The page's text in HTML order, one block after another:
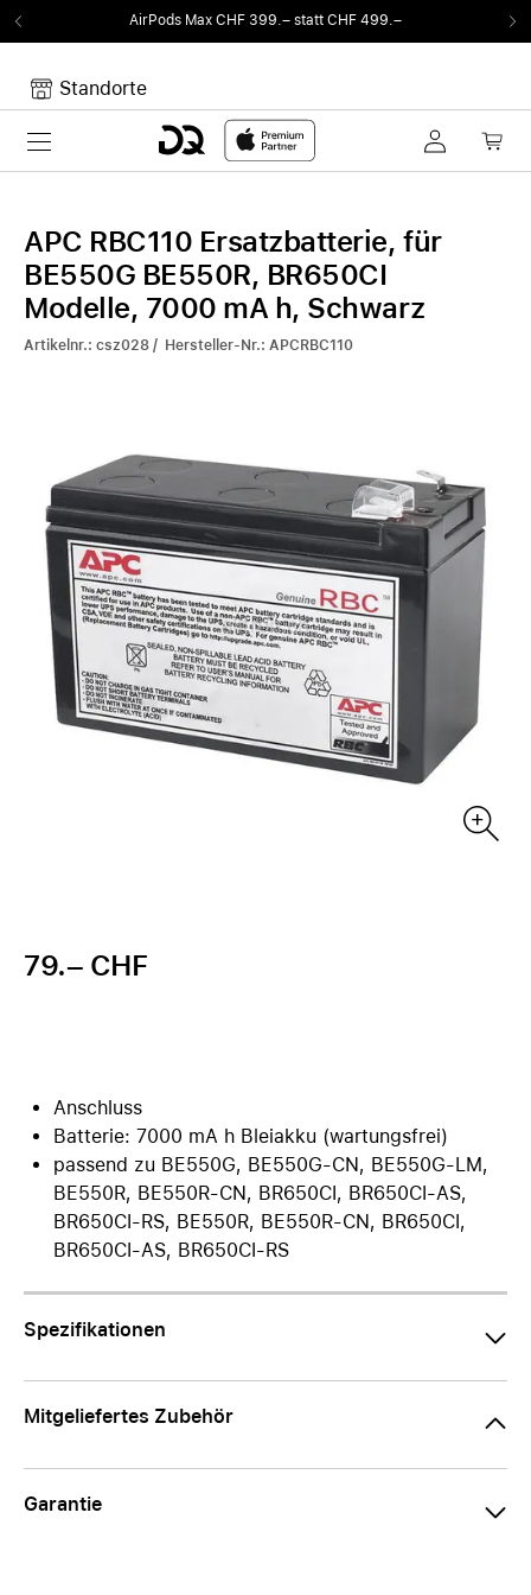
AirPods Max CHF 399.– statt CHF 499.–
Standorte
Toggle navigation
APC RBC110 Ersatzbatterie, für
BE550G BE550R, BR650CI
Modelle, 7000 mA h, Schwarz
Artikelnr.: csz028 / Hersteller-Nr.: APCRBC110
79.– CHF
Anschluss
Batterie: 7000 mA h Bleiakku (wartungsfrei)
passend zu BE550G, BE550G-CN, BE550G-LM,
BE550R, BE550R-CN, BR650CI, BR650CI-AS,
BR650CI-RS, BE550R, BE550R-CN, BR650CI,
BR650CI-AS, BR650CI-RS
Spezifikationen
Mitgeliefertes Zubehör
Garantie